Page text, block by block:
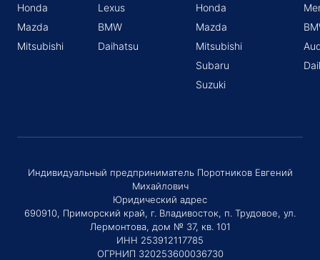
Honda
Mazda
Mitsubishi
Lexus
BMW
Daihatsu
Honda
Mazda
Mitsubishi
Subaru
Suzuki
Индивидуальный предприниматель Поротников Евгений
Михайлович
Юридический адрес
690910, Приморский край, г. Владивосток, п. Трудовое, ул.
Лермонтова, дом № 37, кв. 101
ИНН 253912117785
ОГРНИП 320253600036730